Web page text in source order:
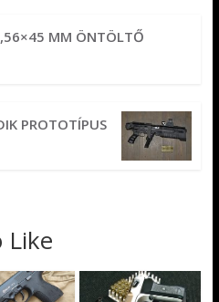
MM ÖNTÖLTŐ
PROTOTÍPUS
Like